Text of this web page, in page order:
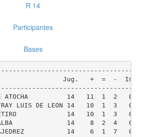
R 14
Participantes
Bases
Jug.   +  =  -
ATOCHA          14   11  1  2
LUIS DE LEON 14   10  1  3
RETIRO             14   10  1  3   0
14    8  2  4   0
AJEDREZ           14    6  1  7   0